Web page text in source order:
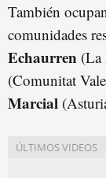
También
comunidades
Echaurren (La
(Comunitat
Marcial